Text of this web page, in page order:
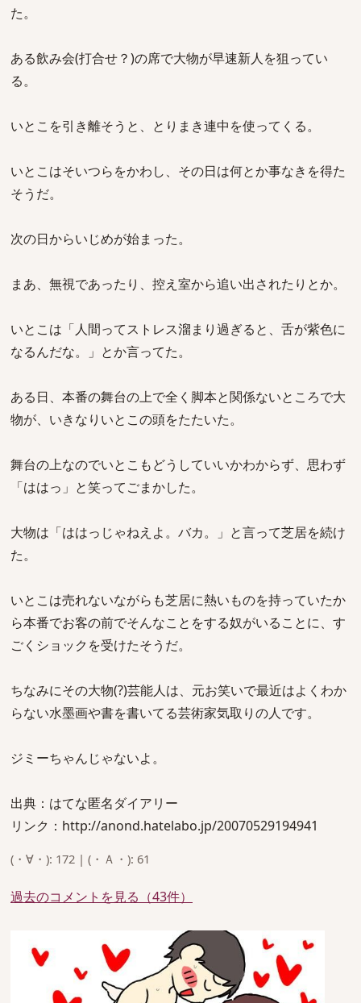
た。
ある飲み会(打合せ？)の席で大物が早速新人を狙ってい
る。
いとこを引き離そうと、とりまき連中を使ってくる。
いとこはそいつらをかわし、その日は何とか事なきを得た
そうだ。
次の日からいじめが始まった。
まあ、無視であったり、控え室から追い出されたりとか。
いとこは「人間ってストレス溜まり過ぎると、舌が紫色に
なるんだな。」とか言ってた。
ある日、本番の舞台の上で全く脚本と関係ないところで大
物が、いきなりいとこの頭をたたいた。
舞台の上なのでいとこもどうしていいかわからず、思わず
「ははっ」と笑ってごまかした。
大物は「ははっじゃねえよ。バカ。」と言って芝居を続け
た。
いとこは売れないながらも芝居に熱いものを持っていたか
ら本番でお客の前でそんなことをする奴がいることに、す
ごくショックを受けたそうだ。
ちなみにその大物(?)芸能人は、元お笑いで最近はよくわか
らない水墨画や書を書いてる芸術家気取りの人です。
ジミーちゃんじゃないよ。
出典：はてな匿名ダイアリー
リンク：http://anond.hatelabo.jp/20070529194941
(・∀・): 172 | (・Ａ・): 61
過去のコメントを見る（43件）